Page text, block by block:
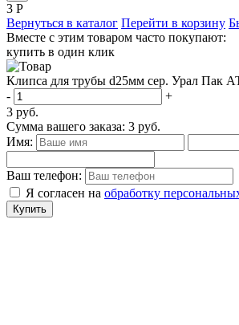
3 Р
Вернуться в каталог Перейти в корзину
Вместе с этим товаром часто покупают:
купить в один клик
Клипса для трубы d25мм сер. Урал Пак
-
+
3 руб.
Сумма вашего заказа: 3 руб.
Имя:
Ваш телефон:
Я согласен на обработку
Купить